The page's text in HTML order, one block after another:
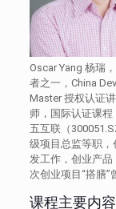
Oscar Yang 杨瑞
者之一，China
Master 授权认证
师，国际认证课
五互联（
级项目总监等职，
发工作，创业产品
次创业项目“搭膳”
课程主要内容